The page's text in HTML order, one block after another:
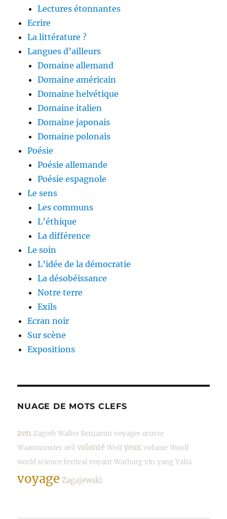
Lectures étonnantes
Ecrire
La littérature ?
Langues d’ailleurs
Domaine allemand
Domaine américain
Domaine helvétique
Domaine italien
Domaine japonais
Domaine polonais
Poésie
Poésie allemande
Poésie espagnole
Le sens
Les communs
L’éthique
La différence
Le soin
L’idée de la démocratie
La désobéissance
Notre terre
Exils
Ecran noir
Sur scène
Expositions
NUAGE DE MOTS CLEFS
zen Zagreb Walter Benjamin voyager œuvre
Waasmunster œil volonté Wolf yeux volume Woolf
world science festival voyant Warburg yin yang Yalta
voyage Zagajewski